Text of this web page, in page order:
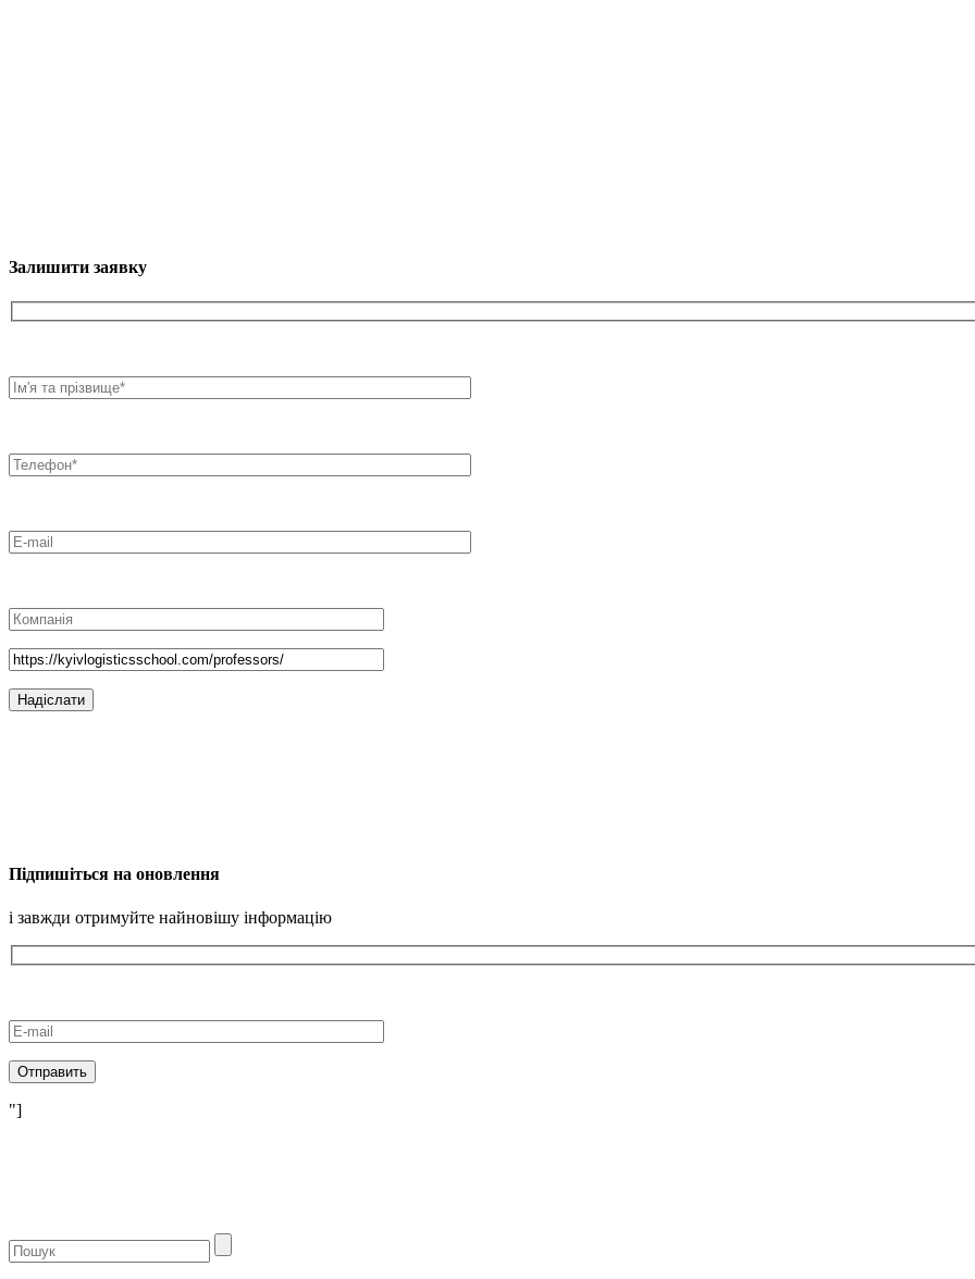
Залишити заявку
Підпишіться на оновлення
і завжди отримуйте найновішу інформацію
"]